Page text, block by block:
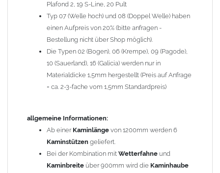
Sonderanfertigung: Die Kaminhaube wird kundenspezifisch
angefertigt - keine Rücknahme möglich!
Zum Bild vergößern, bitte auf das Bild klicken!
Plafond 2, 19 S-Line, 20 Pult
Typ 07 (Welle hoch) und 08 (Doppel Welle) haben
einen Aufpreis von 20% (bitte anfragen -
Bestellung nicht über Shop möglich).
Die Typen 02 (Bogen), 06 (Krempe), 09 (Pagode),
10 (Sauerland), 16 (Galicia) werden nur in
Materialdicke 1,5mm hergestellt (Preis auf Anfrage
= ca. 2-3-fache vom 1,5mm Standardpreis)
allgemeine Informationen:
Ab einer Kaminlänge von 1200mm werden 6
Kaminstützen geliefert.
Bei der Kombination mit Wetterfahne und
Kaminbreite über 900mm wird die Kaminhaube